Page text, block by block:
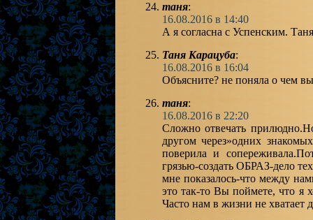
таня:
16.08.2016 в 14:40
А я согласна с Успенским.
Таня Карацуба:
16.08.2016 в 16:04
Объясните? не поняла о чем
таня:
16.08.2016 в 22:20
Сложно отвечать
другом через»одних
поверила и
грязью-создать ОБРАЗ-дело
мне показалось-что между
это так-то Вы поймете, что я
Часто нам в жизни не